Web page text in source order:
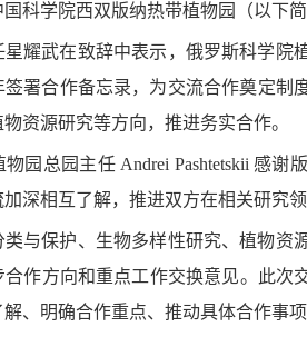
科学院西双版纳热带植物园（以下
星耀武在致辞中表示，俄罗斯科学
签署合作备忘录，为交流合作奠定制
资源研究等方向，推进务实合作。
园总园主任 Andrei Pashtetskii 感
深相互了解，推进双方在相关研究领
类与保护、生物多样性研究、植物
作方向和重点工作交换意见。此次
、明确合作重点、推动具体合作事项